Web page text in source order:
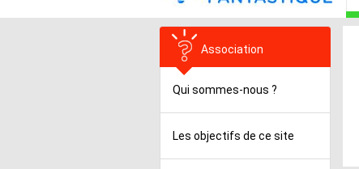
Association
Qui sommes-nous ?
Les objectifs de ce site